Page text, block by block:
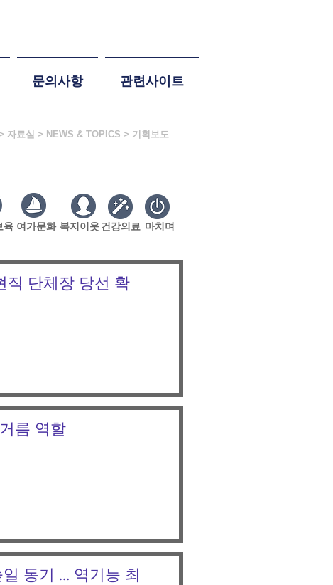
문의사항 관련사이트
육 여가문화 복지이웃건강의료 마치며
자료실 > NEWS & TOPICS > 기획보도
직 단체장 당선 확
름 역할
동기 … 역기능 최